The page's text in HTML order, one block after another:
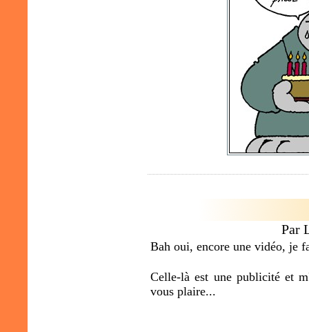
Par
Bah oui, encore une vidéo, je
Celle-là est une publicité et
vous plaire...